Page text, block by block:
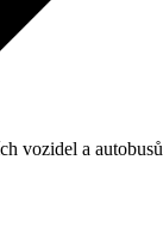
vozidel a autobusů